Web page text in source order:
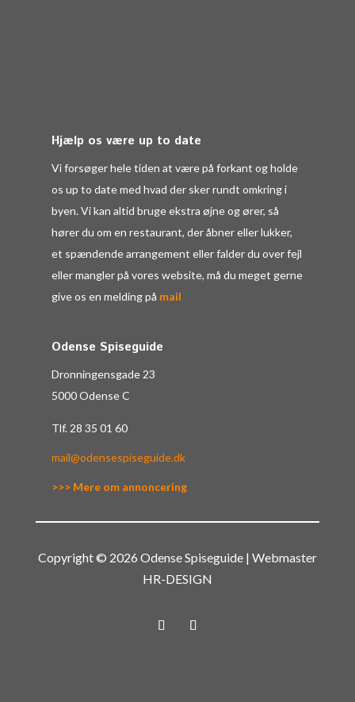
Hjælp os være up to date
Vi forsøger hele tiden at være på forkant og holde
os up to date med hvad der sker rundt omkring i
byen. Vi kan altid bruge ekstra øjne og ører, så
hører du om en restaurant, der åbner eller lukker,
et spændende arrangement eller falder du over fejl
eller mangler på vores website, må du meget gerne
give os en melding på mail
Odense Spiseguide
Dronningensgade 23
5000 Odense C
Tlf. 28 35 01 60
mail@odensespiseguide.dk
>>> Mere om annoncering
Copyright © 2026 Odense Spiseguide | Webmaster
HR-DESIGN